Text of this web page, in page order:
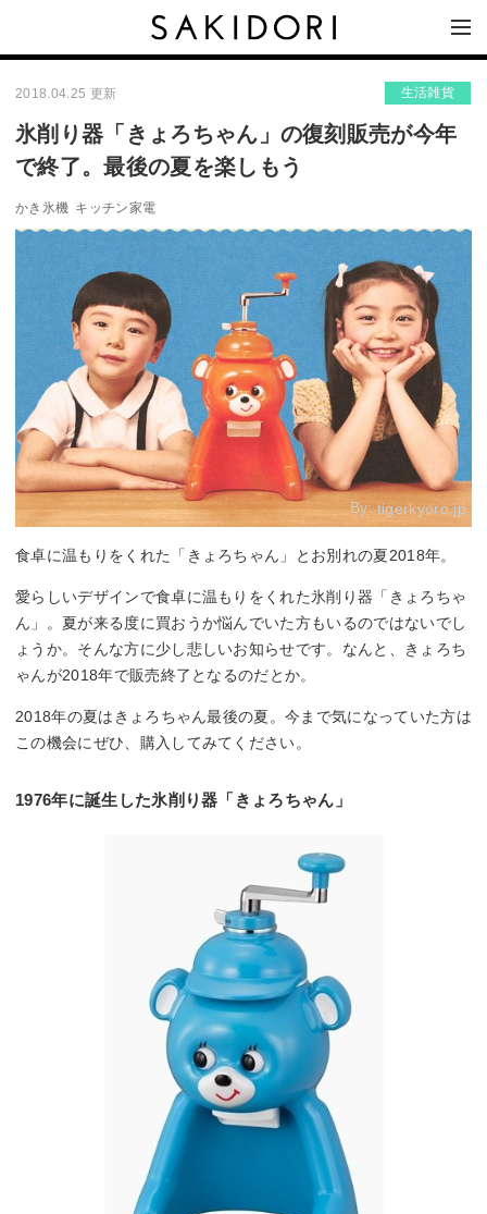
2018.04.25 更新 生活雑貨
氷削り器「きょろちゃん」の復刻販売が今年
で終了。最後の夏を楽しもう
かき氷機 キッチン家電
By:tigerkyoro.jp
食卓に温もりをくれた「きょろちゃん」とお別れの夏2018年。
愛らしいデザインで食卓に温もりをくれた氷削り器「きょろちゃ
ん」。夏が来る度に買おうか悩んでいた方もいるのではないでし
ょうか。そんな方に少し悲しいお知らせです。なんと、きょろち
ゃんが2018年で販売終了となるのだとか。
2018年の夏はきょろちゃん最後の夏。今まで気になっていた方は
この機会にぜひ、購入してみてください。
1976年に誕生した氷削り器「きょろちゃん」